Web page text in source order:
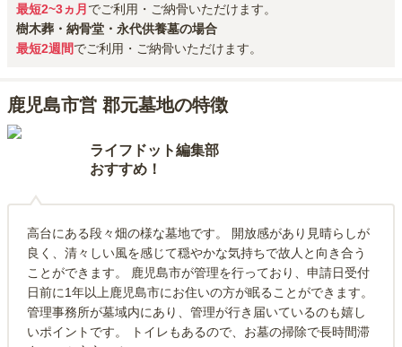
最短2~3ヵ月 でご利用・ご納骨いただけます。
樹木葬・納骨堂・永代供養墓の場合
最短2週間でご利用・ご納骨いただけます。
鹿児島市営 郡元墓地の特徴
ライフドット編集部
おすすめ！
高台にある段々畑の様な墓地です。 開放感があり見晴らしが
良く、清々しい風を感じて穏やかな気持ちで故人と向き合う
ことができます。 鹿児島市が管理を行っており、申請日受付
日前に1年以上鹿児島市にお住いの方が眠ることができます。
管理事務所が墓域内にあり、管理が行き届いているのも嬉し
いポイントです。 トイレもあるので、お墓の掃除で長時間滞